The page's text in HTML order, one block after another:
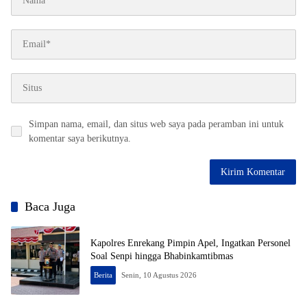
Simpan nama, email, dan situs web saya pada peramban ini untuk
komentar saya berikutnya.
Baca Juga
Kapolres Enrekang Pimpin Apel, Ingatkan Personel
Soal Senpi hingga Bhabinkamtibmas
Berita Senin, 10 Agustus 2026